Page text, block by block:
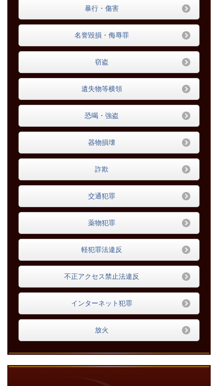
暴行・傷害
名誉毀損・侮辱罪
窃盗
遺失物等横領
恐喝・強盗
器物損壊
詐欺
交通犯罪
薬物犯罪
軽犯罪法違反
不正アクセス禁止法違反
インターネット犯罪
放火